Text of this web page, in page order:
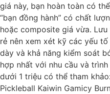
giá này, bạn hoàn toàn có
“bạn đồng hành” có chất
hoặc composite giá vừa.
rẻ nên xem xét kỹ các yếu
dày và khả năng kiểm soát
hợp nhất với nhu cầu và
dưới 1 triệu có thể tham
Pickleball Kaiwin Gamicy